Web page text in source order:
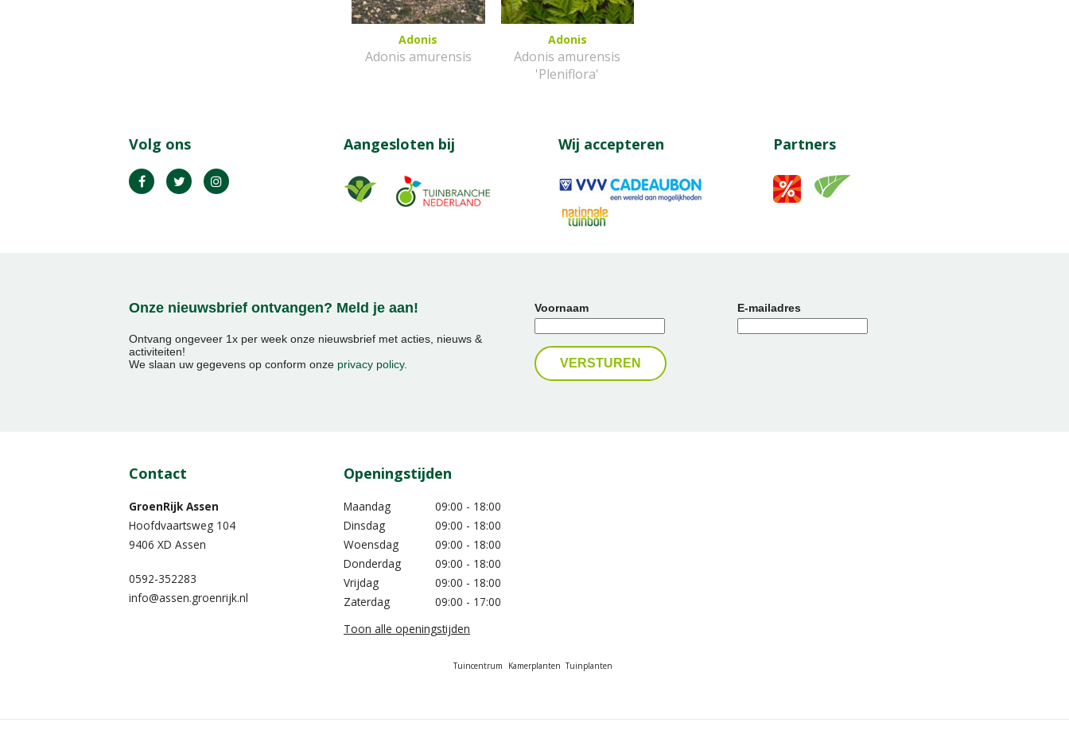
Adonis
Adonis amurensis
Adonis
Adonis amurensis
'Pleniflora'
Volg ons Aangesloten bij Wij accepteren Partners
Onze nieuwsbrief ontvangen? Meld je aan!
Ontvang ongeveer 1x per week onze nieuwsbrief met acties, nieuws &
activiteiten!
We slaan uw gegevens op conform onze privacy policy.
Voornaam E-mailadres
Contact
GroenRijk Assen
Hoofdvaartsweg 104
9406 XD Assen
0592-352283
info@assen.groenrijk.nl
Openingstijden
Maandag
09:00 - 18:00
Dinsdag
09:00 - 18:00
Woensdag
09:00 - 18:00
Donderdag
09:00 - 18:00
Vrijdag
09:00 - 18:00
Zaterdag
09:00 - 17:00
Toon alle openingstijden
Tuincentrum Kamerplanten Tuinplanten